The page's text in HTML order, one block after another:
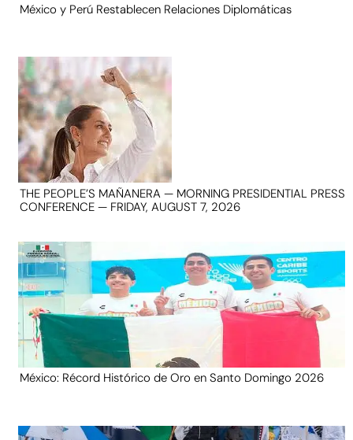
México y Perú Restablecen Relaciones Diplomáticas
THE PEOPLE’S MAÑANERA — MORNING PRESIDENTIAL PRESS
CONFERENCE — FRIDAY, AUGUST 7, 2026
México: Récord Histórico de Oro en Santo Domingo 2026